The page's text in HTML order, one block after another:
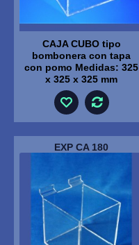
CAJA CUBO tipo
bombonera con tapa
con pomo Medidas: 325
x 325 x 325 mm
EXP CA 180